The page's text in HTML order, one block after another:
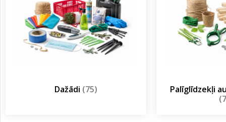
Dažādi (75)
Palīglīdzekļi